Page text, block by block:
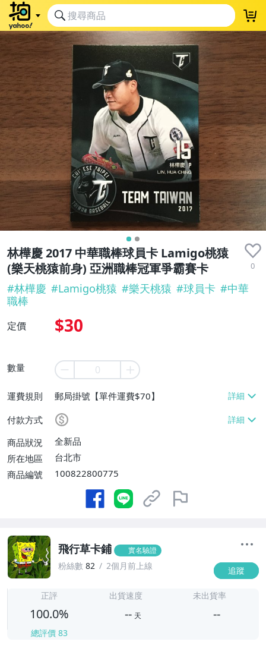
林樺慶 2017 中華職棒球員卡 Lamigo桃猿
(樂天桃猿前身) 亞洲職棒冠軍爭霸賽卡
0
#林樺慶 #Lamigo桃猿 #樂天桃猿 #球員卡 #中華
職棒
定價 $30
數量
運費規則
郵局掛號【單件運費$70】
付款方式
商品狀況
全新品
所在地區
台北市
商品編號
100822800775
飛行草卡鋪 實名驗證
粉絲數 82 2個月前上線 追蹤
正評
100.0%
總評價 83
出貨速度
-- 天
未出貨率
--